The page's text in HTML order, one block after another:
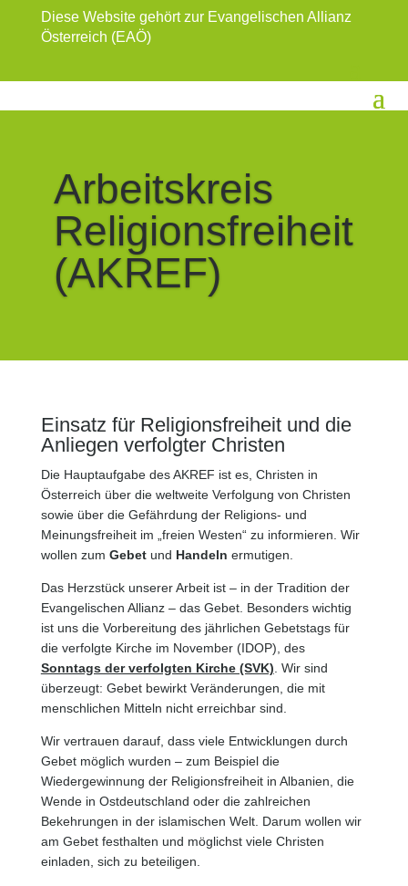
Diese Website gehört zur Evangelischen Allianz
Österreich (EAÖ)
Arbeitskreis
Religionsfreiheit
(AKREF)
Einsatz für Religionsfreiheit und die
Anliegen verfolgter Christen
Die Hauptaufgabe des AKREF ist es, Christen in
Österreich über die weltweite Verfolgung von Christen
sowie über die Gefährdung der Religions- und
Meinungsfreiheit im „freien Westen“ zu informieren. Wir
wollen zum Gebetund Handeln ermutigen.
Das Herzstück unserer Arbeit ist – in der Tradition der
Evangelischen Allianz – das Gebet. Besonders wichtig
ist uns die Vorbereitung des jährlichen Gebetstags für
die verfolgte Kirche im November (IDOP), des
Sonntags der verfolgten Kirche (SVK) . Wir sind
überzeugt: Gebet bewirkt Veränderungen, die mit
menschlichen Mitteln nicht erreichbar sind.
Wir vertrauen darauf, dass viele Entwicklungen durch
Gebet möglich wurden – zum Beispiel die
Wiedergewinnung der Religionsfreiheit in Albanien, die
Wende in Ostdeutschland oder die zahlreichen
Bekehrungen in der islamischen Welt. Darum wollen wir
am Gebet festhalten und möglichst viele Christen
einladen, sich zu beteiligen.